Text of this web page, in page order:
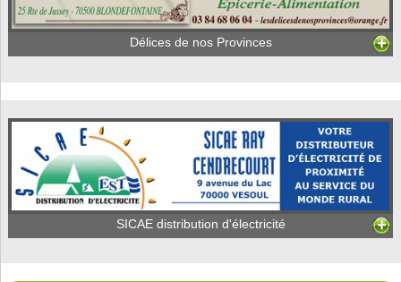
Délices de nos Provinces
SICAE distribution d'électricité